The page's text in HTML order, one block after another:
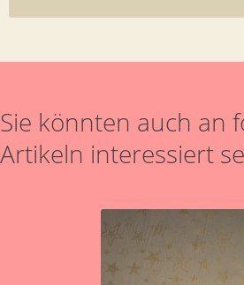
Sie könnten auch an
Artikeln interessiert